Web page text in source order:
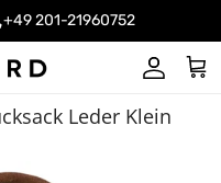
+49 201-21960752
Konto
Leder Klein